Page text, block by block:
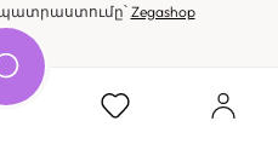
Zegashop